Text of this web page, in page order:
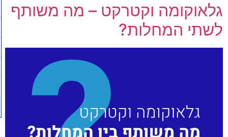
גלאוקומה וקטרקט – מה משותף
לשתי המחלות?